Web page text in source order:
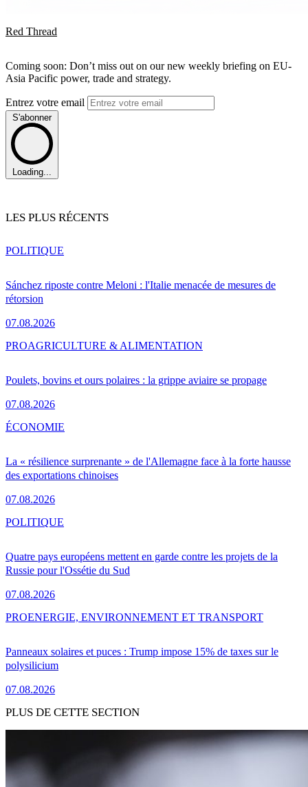
Red Thread
Coming soon: Don’t miss out on our new weekly briefing on EU-
Asia Pacific power, trade and strategy.
Entrez votre email
S'abonner
Loading...
LES PLUS RÉCENTS
Sánchez riposte contre Meloni : l'Italie menacée de mesures de
rétorsion
07.08.2026
POLITIQUE
Poulets, bovins et ours polaires : la grippe aviaire se propage
07.08.2026
PROAGRICULTURE & ALIMENTATION
La « résilience surprenante » de l'Allemagne face à la forte hausse
des exportations chinoises
07.08.2026
ÉCONOMIE
Quatre pays européens mettent en garde contre les projets de la
Russie pour l'Ossétie du Sud
07.08.2026
POLITIQUE
Panneaux solaires et puces : Trump impose 15% de taxes sur le
polysilicium
07.08.2026
PROENERGIE, ENVIRONNEMENT ET TRANSPORT
PLUS DE CETTE SECTION